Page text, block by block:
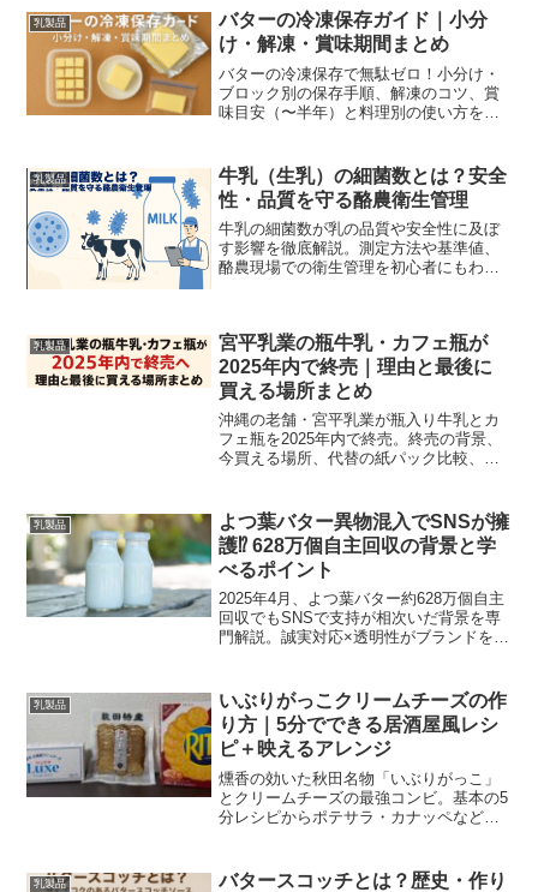
乳製品
バターの冷凍保存ガイド｜小分
け・解凍・賞味期間まとめ
バターの冷凍保存で無駄ゼロ！小分け・
ブロック別の保存手順、解凍のコツ、賞
味目安（〜半年）と料理別の使い方を写
乳製品
牛乳（生乳）の細菌数とは？安全
性・品質を守る酪農衛生管理
牛乳の細菌数が乳の品質や安全性に及ぼ
す影響を徹底解説。測定方法や基準値、
酪農現場での衛生管理を初心者にもわか
乳製品
宮平乳業の瓶牛乳・カフェ瓶が
2025年内で終売｜理由と最後に
買える場所まとめ
沖縄の老舗・宮平乳業が瓶入り牛乳とカ
フェ瓶を2025年内で終売。終売の背景、
今買える場所、代替の紙パック比較、瓶
乳製品
よつ葉バター異物混入でSNSが擁
護⁉︎ 628万個自主回収の背景と学
べるポイント
2025年4月、よつ葉バター約628万個自主
回収でもSNSで支持が相次いだ背景を専
門解説。誠実対応×透明性がブランドを守
乳製品
いぶりがっこクリームチーズの作
り方｜5分でできる居酒屋風レシ
ピ＋映えるアレンジ
燻香の効いた秋田名物「いぶりがっこ」
とクリームチーズの最強コンビ。基本の5
分レシピからポテサラ・カナッペなど映
乳製品
バタースコッチとは？歴史・作り